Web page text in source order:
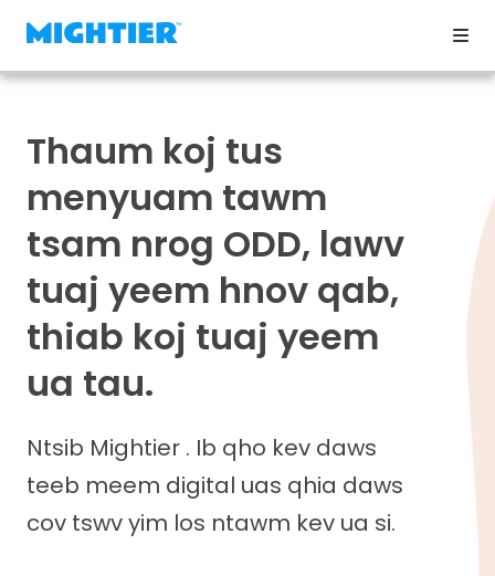
Thaum koj tus
menyuam tawm
tsam nrog ODD, lawv
tuaj yeem hnov qab,
thiab koj tuaj yeem
ua tau.
Ntsib Mightier . Ib qho kev daws
teeb meem digital uas qhia daws
cov tswv yim los ntawm kev ua si.